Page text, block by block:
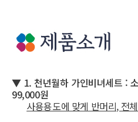
▼ 1. 천년월하 가인비녀세트 :
99,000원
사용용도에 맞게 반머리, 전